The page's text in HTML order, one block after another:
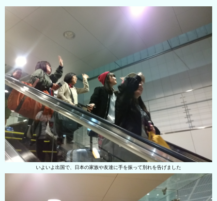
いよいよ出国で、日本の家族や友達に手を振って別れを告げました